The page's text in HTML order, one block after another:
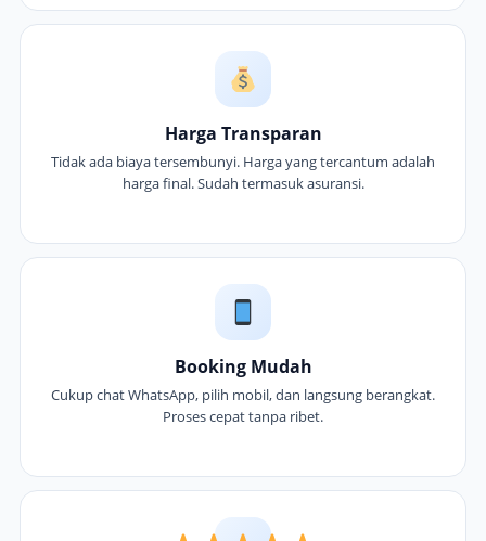
Harga Transparan
Tidak ada biaya tersembunyi. Harga yang tercantum adalah
harga final. Sudah termasuk asuransi.
Booking Mudah
Cukup chat WhatsApp, pilih mobil, dan langsung berangkat.
Proses cepat tanpa ribet.